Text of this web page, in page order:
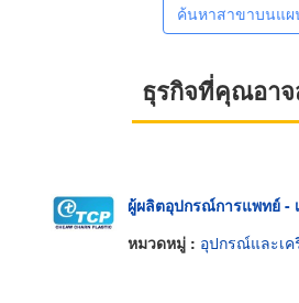
ค้นหาสาขาบนแ
ธุรกิจที่คุณอาจ
ผู้ผลิตอุปกรณ์การแพทย์ -
หมวดหมู่ : อุปกรณ์และเครื่